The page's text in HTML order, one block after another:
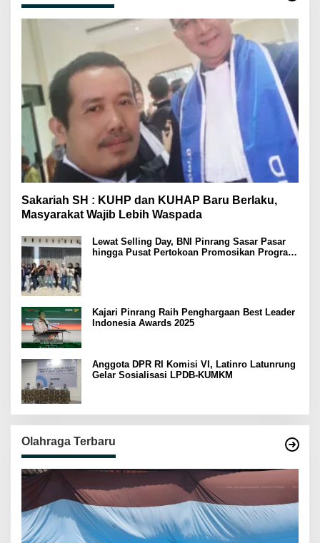
Sakariah SH : KUHP dan KUHAP Baru Berlaku,
Masyarakat Wajib Lebih Waspada
Lewat Selling Day, BNI Pinrang Sasar Pasar
hingga Pusat Pertokoan Promosikan Program
Kajari Pinrang Raih Penghargaan Best Leader
Indonesia Awards 2025
Anggota DPR RI Komisi VI, Latinro Latunrung
Gelar Sosialisasi LPDB-KUMKM
Olahraga Terbaru